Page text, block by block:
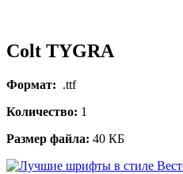
Colt TYGRA
Формат: .ttf
Количество: 1
Размер файла: 40 КБ